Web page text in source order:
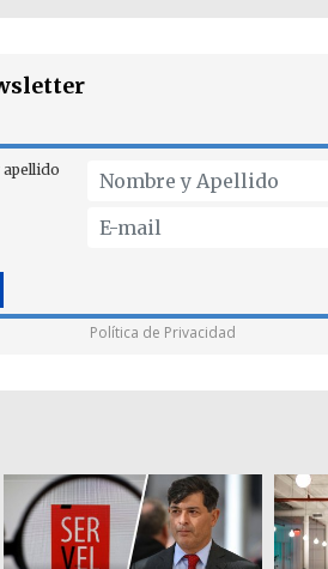
Política de Privacidad